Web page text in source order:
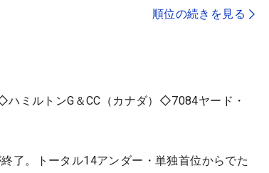
順位の続きを見る
ミルトンG＆CC（カナダ）◇7084ヤード・
了。トータル14アンダー・単独首位からでた